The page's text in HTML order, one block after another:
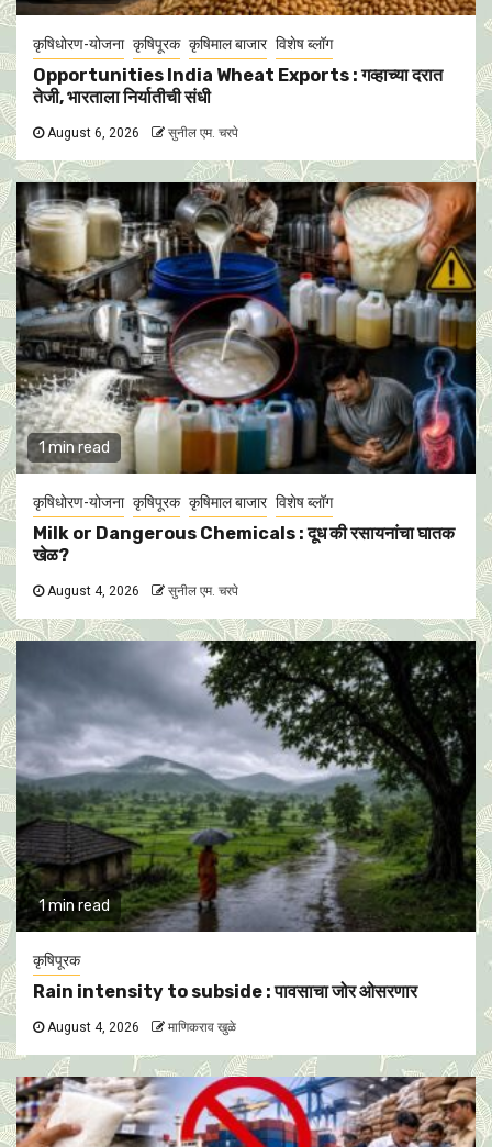
कृषिधोरण-योजना कृषिपूरक कृषिमाल बाजार विशेष ब्लॉग
Opportunities India Wheat Exports : गव्हाच्या दरात
तेजी, भारताला निर्यातीची संधी
August 6, 2026 सुनील एम. चरपे
1 min read
कृषिधोरण-योजना कृषिपूरक कृषिमाल बाजार विशेष ब्लॉग
Milk or Dangerous Chemicals : दूध की रसायनांचा घातक
खेळ?
August 4, 2026 सुनील एम. चरपे
1 min read
कृषिपूरक
Rain intensity to subside : पावसाचा जोर ओसरणार
August 4, 2026 माणिकराव खुळे